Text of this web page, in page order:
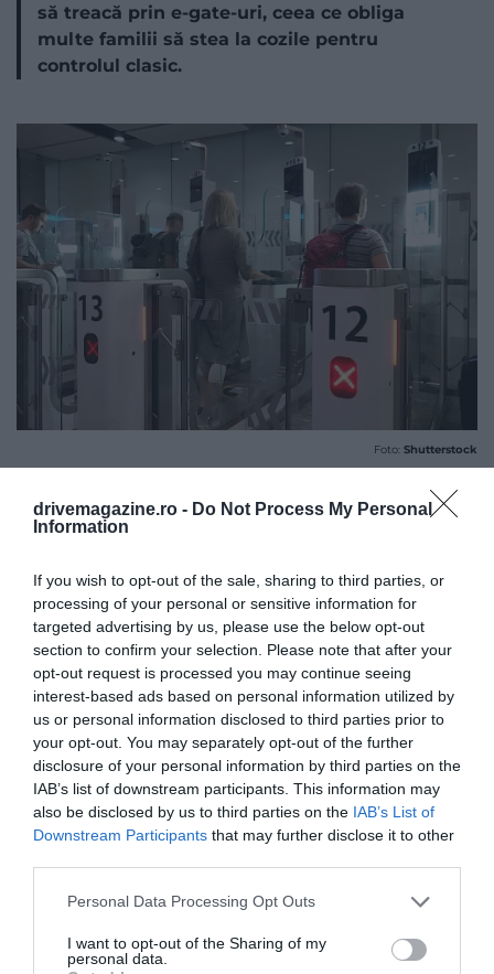
drivemagazine.ro - Do Not Process My Personal
Information
If you wish to opt-out of the sale, sharing to third parties, or
processing of your personal or sensitive information for
targeted advertising by us, please use the below opt-out
section to confirm your selection. Please note that after your
opt-out request is processed you may continue seeing
interest-based ads based on personal information utilized by
us or personal information disclosed to third parties prior to
your opt-out. You may separately opt-out of the further
disclosure of your personal information by third parties on the
IAB’s list of downstream participants. This information may
also be disclosed by us to third parties on the IAB’s List of
Downstream Participants that may further disclose it to other
Please note that this website/app uses one or more Google
not limited to your visit or usage behaviour. You may click to
grant or deny consent to Google and its third-party tags to
Personal Data Processing Opt Outs
I want to opt-out of the Sharing of my
personal data.
să treacă prin e-gate-uri, ceea ce obliga
multe familii să stea la cozile pentru
controlul clasic.
Foto: Shutterstock